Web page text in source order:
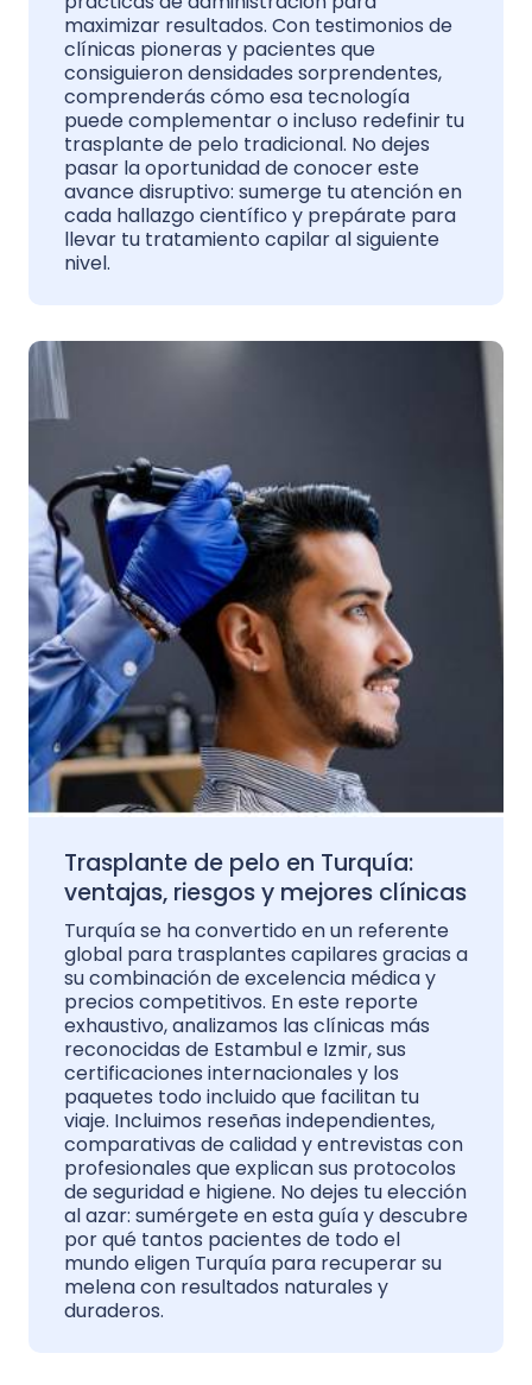
maximizar resultados. Con testimonios de
clínicas pioneras y pacientes que
consiguieron densidades sorprendentes,
comprenderás cómo esa tecnología
puede complementar o incluso redefinir tu
trasplante de pelo tradicional. No dejes
pasar la oportunidad de conocer este
avance disruptivo: sumerge tu atención en
cada hallazgo científico y prepárate para
llevar tu tratamiento capilar al siguiente
nivel.
Trasplante de pelo en Turquía:
ventajas, riesgos y mejores clínicas
Turquía se ha convertido en un referente
global para trasplantes capilares gracias a
su combinación de excelencia médica y
precios competitivos. En este reporte
exhaustivo, analizamos las clínicas más
reconocidas de Estambul e Izmir, sus
certificaciones internacionales y los
paquetes todo incluido que facilitan tu
viaje. Incluimos reseñas independientes,
comparativas de calidad y entrevistas con
profesionales que explican sus protocolos
de seguridad e higiene. No dejes tu elección
al azar: sumérgete en esta guía y descubre
por qué tantos pacientes de todo el
mundo eligen Turquía para recuperar su
melena con resultados naturales y
duraderos.